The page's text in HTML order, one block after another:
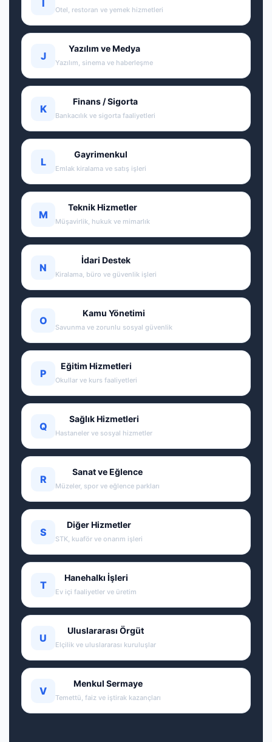
Otel, restoran ve yemek hizmetleri
J
Yazılım ve Medya
Yazılım, sinema ve haberleşme
K
Finans / Sigorta
Bankacılık ve sigorta faaliyetleri
L
Gayrimenkul
Emlak kiralama ve satış işleri
M
Teknik Hizmetler
Müşavirlik, hukuk ve mimarlık
N
İdari Destek
Kiralama, büro ve güvenlik işleri
O
Kamu Yönetimi
Savunma ve zorunlu sosyal güvenlik
P
Eğitim Hizmetleri
Okullar ve kurs faaliyetleri
Q
Sağlık Hizmetleri
Hastaneler ve sosyal hizmetler
R
Sanat ve Eğlence
Müzeler, spor ve eğlence parkları
S
Diğer Hizmetler
STK, kuaför ve onarım işleri
T
Hanehalkı İşleri
Ev içi faaliyetler ve üretim
U
Uluslararası Örgüt
Elçilik ve uluslararası kuruluşlar
V
Menkul Sermaye
Temettü, faiz ve iştirak kazançları